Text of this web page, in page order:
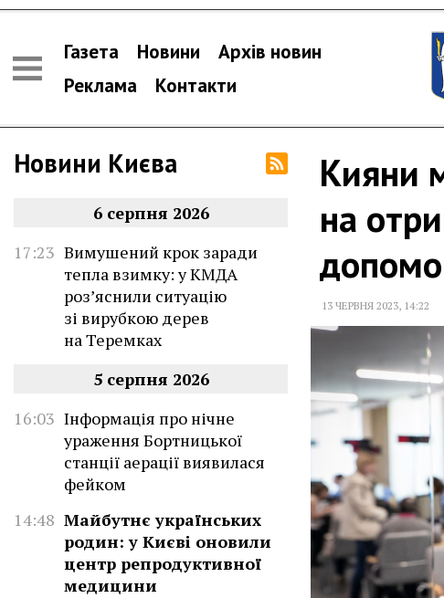
Газета Новини
Архів новин
Реклама
Контакти
Новини Києва
6 серпня 2026
17:23 Вимушений крок заради
тепла взимку: у КМДА
роз’яснили ситуацію
зі вирубкою дерев
на Теремках
5 серпня 2026
16:03 Інформація про нічне
ураження Бортницької
станції аерації виявилася
фейком
14:48 Майбутнє українських
родин: у Києві оновили
центр репродуктивної
медицини
Кияни
на
13 ЧЕРВНЯ 2023, 14:22